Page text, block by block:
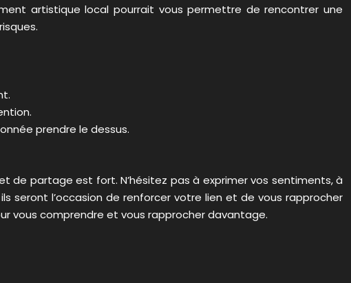
artistique local pourrait vous permettre de rencontrer une
prendre le dessus.
de partage est fort. N’hésitez pas à exprimer vos sentiments, à
seront l’occasion de renforcer votre lien et de vous rapprocher
vous comprendre et vous rapprocher davantage.